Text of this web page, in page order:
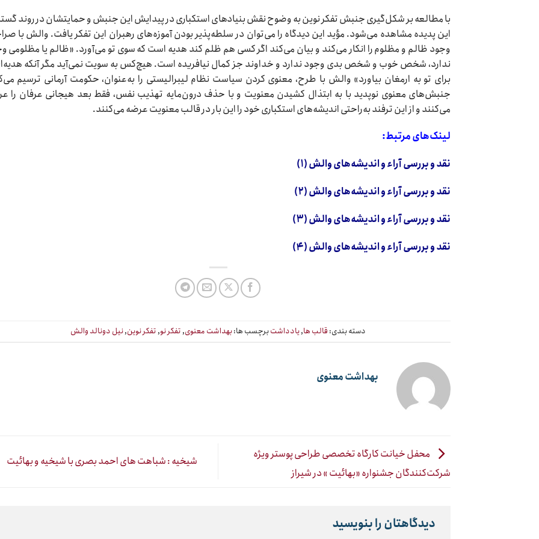
با مطالعه بر شکل‌گیری جنبش تفکر نوین به وضوح نقش بنیادهای استکباری در پیدایش این جنبش و حمایتشان در روند
این پدیده مشاهده می‌شود. مؤید این دیدگاه را می‌توان در سلطه‌پذیر بودن آموزه‌های رهبران این تفکر یافت. والش با
وجود ظالم و مظلوم را انکار می‌کند و بیان می‌کند اگر کسی هم ظلم کند هدیه است که سوی تو می‌آورد. «ظالم یا مظلومی
ندارد، شخص خوب و شخص بدی وجود ندارد و خداوند جز کمال نیافریده است. هیچ‌کس به سویت نمی‌آید مگر آنکه
برای تو به ارمغان بیاورد» والش با طرح، معنوی کردن سیاست نظام لیبرالیستی را به‌عنوان، حکومت آرمانی ترسیم
جنبش‌های معنوی نوپدید با به ابتذال کشیدن معنویت و با حذف درون‌مایه تهذیب نفس، فقط بعد هیجانی عرفان را
می‌کنند و از این ترفند به‌راحتی اندیشه‌های استکباری خود را این بار در قالب معنویت عرضه می‌کنند.
لینک‌های مرتبط:
نقد و بررسی آراء و اندیشه‌های والش (۱)
نقد و بررسی آراء و اندیشه‌های والش (۲)
نقد و بررسی آراء و اندیشه‌های والش (۳)
نقد و بررسی آراء و اندیشه‌های والش (۴)
دسته بندی: قالب ها,یادداشتبرچسب ها:بهداشت معنوی, تفکر نو, تفکر نوین,نیل دونالد والش
بهداشت معنوی
محفل خیانت کارگاه تخصصی طراحی پوستر ویژه
شرکت‌کنندگان جشنواره «بهائیت » در شیراز
شیخیه : شباهت های احمد بصری با شیخیه و بهائیت
دیدگاهتان را بنویسید